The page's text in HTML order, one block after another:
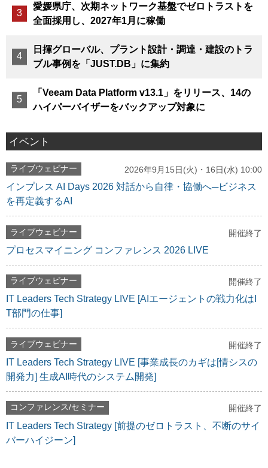
愛媛県庁、次期ネットワーク基盤でゼロトラストを
全面採用し、2027年1月に稼働
日揮グローバル、プラント設計・調達・建設のトラ
ブル事例を「JUST.DB」に集約
「Veeam Data Platform v13.1」をリリース、14の
ハイパーバイザーをバックアップ対象に
イベント
ライブウェビナー 2026年9月15日(火)・16日(水) 10:00
インプレス AI Days 2026 対話から自律・協働へ─ビジネス
を再定義するAI
ライブウェビナー 開催終了
プロセスマイニング コンファレンス 2026 LIVE
ライブウェビナー 開催終了
IT Leaders Tech Strategy LIVE [AIエージェントの戦力化はI
T部門の仕事]
ライブウェビナー 開催終了
IT Leaders Tech Strategy LIVE [事業成長のカギは[情シスの
開発力] 生成AI時代のシステム開発]
コンファレンス/セミナー 開催終了
IT Leaders Tech Strategy [前提のゼロトラスト、不断のサイ
バーハイジーン]